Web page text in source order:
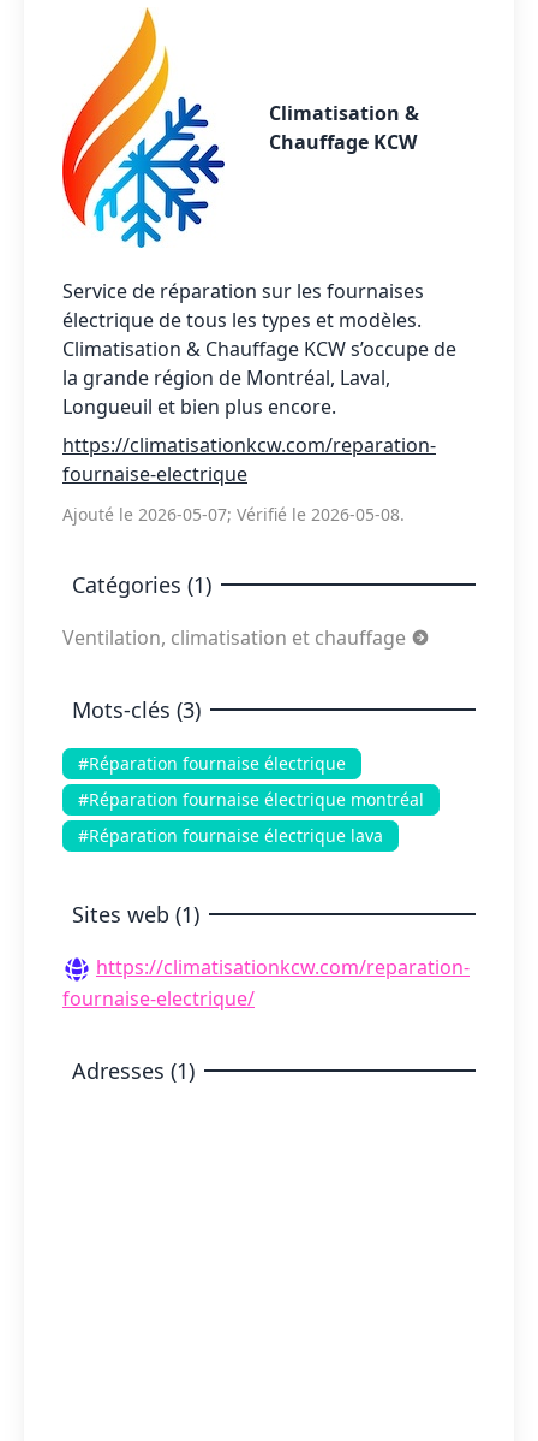
Climatisation &
Chauffage KCW
Service de réparation sur les fournaises
électrique de tous les types et modèles.
Climatisation & Chauffage KCW s’occupe de
la grande région de Montréal, Laval,
Longueuil et bien plus encore.
https://climatisationkcw.com/reparation-
fournaise-electrique
Ajouté le 2026-05-07; Vérifié le 2026-05-08.
Catégories (1)
Ventilation, climatisation et chauffage
Mots-clés (3)
#Réparation fournaise électrique
#Réparation fournaise électrique montréal
#Réparation fournaise électrique lava
Sites web (1)
https://climatisationkcw.com/reparation-
fournaise-electrique/
Adresses (1)